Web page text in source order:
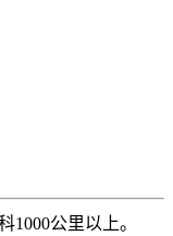
公里以上。